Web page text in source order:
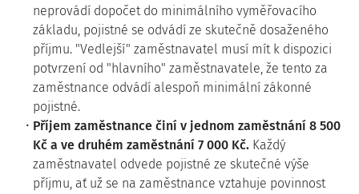
neprovádí dopočet do minimálního vyměřovacího
základu, pojistné se odvádí ze skutečně dosaženého
příjmu. "Vedlejší" zaměstnavatel musí mít k dispozici
potvrzení od "hlavního" zaměstnavatele, že tento za
zaměstnance odvádí alespoň minimální zákonné
pojistné.
Příjem zaměstnance činí v jednom zaměstnání 8 500
Kč a ve druhém zaměstnání 7 000 Kč. Každý
zaměstnavatel odvede pojistné ze skutečné výše
příjmu, ať už se na zaměstnance vztahuje povinnost